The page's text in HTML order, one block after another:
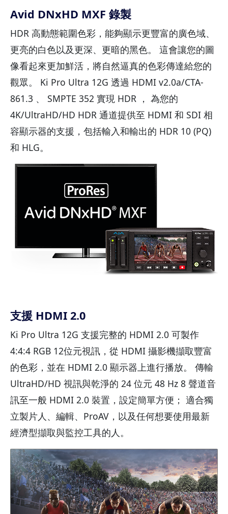
Avid DNxHD MXF 錄製
HDR 高動態範圍色彩，能夠顯示更豐富的廣色域、
更亮的白色以及更深、更暗的黑色。 這會讓您的圖
像看起來更加鮮活，將自然逼真的色彩傳達給您的
觀眾。 Ki Pro Ultra 12G 透過 HDMI v2.0a/CTA-
861.3 、 SMPTE 352 實現 HDR ， 為您的
4K/UltraHD/HD HDR 通道提供至 HDMI 和 SDI 相
容顯示器的支援，包括輸入和輸出的 HDR 10 (PQ)
和 HLG。
支援 HDMI 2.0
Ki Pro Ultra 12G 支援完整的 HDMI 2.0 可製作
4:4:4 RGB 12位元視訊，從 HDMI 攝影機擷取豐富
的色彩，並在 HDMI 2.0 顯示器上進行播放。 傳輸
UltraHD/HD 視訊與乾淨的 24 位元 48 Hz 8 聲道音
訊至一般 HDMI 2.0 裝置，設定簡單方便； 適合獨
立製片人、編輯、ProAV，以及任何想要使用最新
經濟型擷取與監控工具的人。